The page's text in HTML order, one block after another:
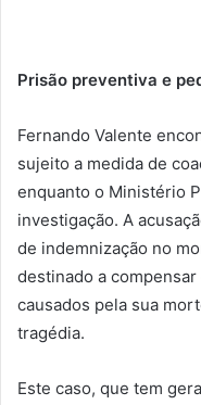
Prisão preventiva e
Fernando Valente
sujeito a medida de
enquanto o Ministério
investigação. A
de indemnização no
destinado a
causados pela sua
tragédia.
Este caso, que tem